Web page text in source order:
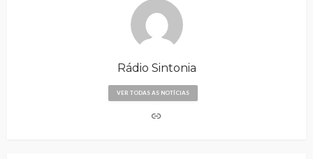
Rádio Sintonia
VER TODAS AS NOTÍCIAS